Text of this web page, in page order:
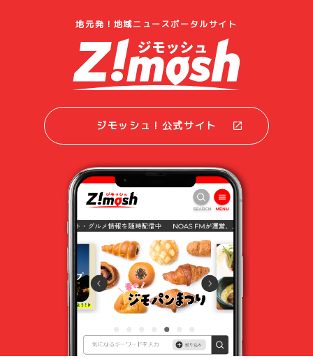
地元発！地域ニュースポータルサイト
ジモッシュ！公式サイト